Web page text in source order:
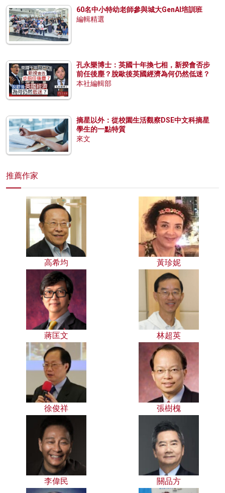
60名中小特幼老師參與城大GenAI培訓班
編輯精選
孔永樂博士：英國十年換七相，新揆會否步
前任後塵？脫歐後英國經濟為何仍然低迷？
本社編輯部
摘星以外：從校園生活觀察DSE中文科摘星
學生的一點特質
來文
推薦作家
高希均 黃珍妮
蔣匡文 林超英
徐俊祥 張樹槐
李偉民 關品方